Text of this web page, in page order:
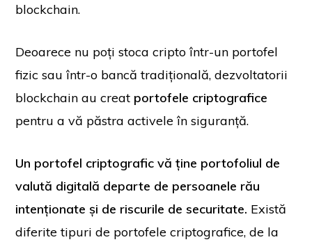
blockchain.
Deoarece nu poți stoca cripto într-un portofel
fizic sau într-o bancă tradițională, dezvoltatorii
blockchain au creat portofele criptografice
pentru a vă păstra activele în siguranță.
Un portofel criptografic vă ține portofoliul de
valută digitală departe de persoanele rău
intenționate și de riscurile de securitate. Există
diferite tipuri de portofele criptografice, de la